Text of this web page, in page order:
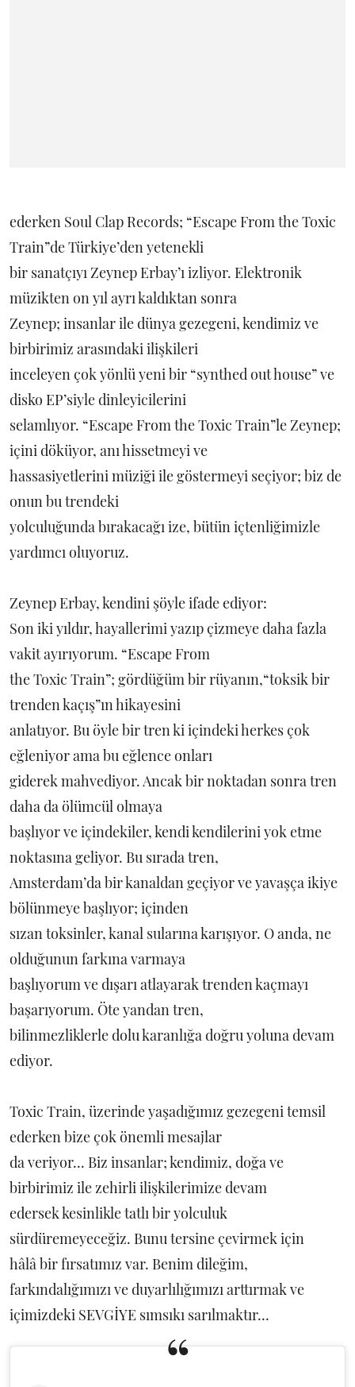
ederken Soul Clap Records; “Escape From the Toxic
Train”de Türkiye’den yetenekli
bir sanatçıyı Zeynep Erbay’ı izliyor. Elektronik
müzikten on yıl ayrı kaldıktan sonra
Zeynep; insanlar ile dünya gezegeni, kendimiz ve
birbirimiz arasındaki ilişkileri
inceleyen çok yönlü yeni bir “synthed out house” ve
disko EP’siyle dinleyicilerini
selamlıyor. “Escape From the Toxic Train”le Zeynep;
içini döküyor, anı hissetmeyi ve
hassasiyetlerini müziği ile göstermeyi seçiyor; biz de
onun bu trendeki
yolculuğunda bırakacağı ize, bütün içtenliğimizle
yardımcı oluyoruz.
Zeynep Erbay, kendini şöyle ifade ediyor:
Son iki yıldır, hayallerimi yazıp çizmeye daha fazla
vakit ayırıyorum. “Escape From
the Toxic Train”; gördüğüm bir rüyanın,“toksik bir
trenden kaçış”ın hikayesini
anlatıyor. Bu öyle bir tren ki içindeki herkes çok
eğleniyor ama bu eğlence onları
giderek mahvediyor. Ancak bir noktadan sonra tren
daha da ölümcül olmaya
başlıyor ve içindekiler, kendi kendilerini yok etme
noktasına geliyor. Bu sırada tren,
Amsterdam’da bir kanaldan geçiyor ve yavaşça ikiye
bölünmeye başlıyor; içinden
sızan toksinler, kanal sularına karışıyor. O anda, ne
olduğunun farkına varmaya
başlıyorum ve dışarı atlayarak trenden kaçmayı
başarıyorum. Öte yandan tren,
bilinmezliklerle dolu karanlığa doğru yoluna devam
ediyor.
Toxic Train, üzerinde yaşadığımız gezegeni temsil
ederken bize çok önemli mesajlar
da veriyor... Biz insanlar; kendimiz, doğa ve
birbirimiz ile zehirli ilişkilerimize devam
edersek kesinlikle tatlı bir yolculuk
sürdüremeyeceğiz. Bunu tersine çevirmek için
hâlâ bir fırsatımız var. Benim dileğim,
farkındalığımızı ve duyarlılığımızı arttırmak ve
içimizdeki SEVGİYE sımsıkı sarılmaktır...